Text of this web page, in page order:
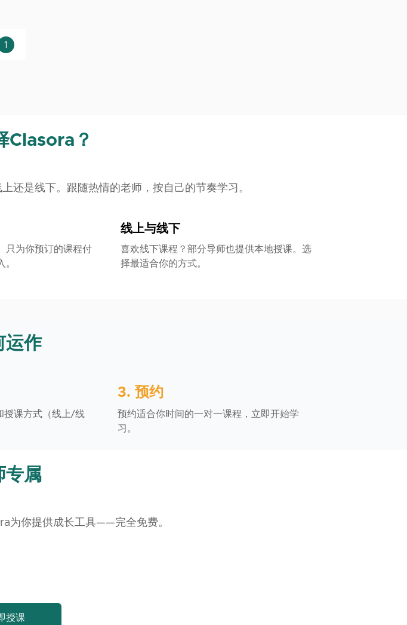
1
Clasora？
是线下。跟随热情的老师，按自己的节奏学习。
只为你预订的课程付
。
线上与线下
喜欢线下课程？部分导师也提供本地授课。选
择最适合你的方式。
运作
授课方式（线上/线
3. 预约
预约适合你时间的一对一课程，立即开始学
习。
专属
为你提供成长工具——完全免费。
授课